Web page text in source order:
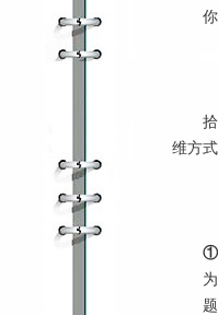
维方
①